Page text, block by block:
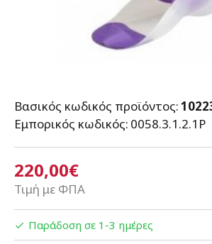
220,00€
Τιμή με ΦΠΑ
Βασικός κωδικός προϊόντος:
Εμπορικός κωδικός: 0058.3.1.2.1P
Παράδοση σε 1-3 ημέρες